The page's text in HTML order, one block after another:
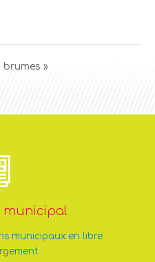
»
municipal
municipaux en libre